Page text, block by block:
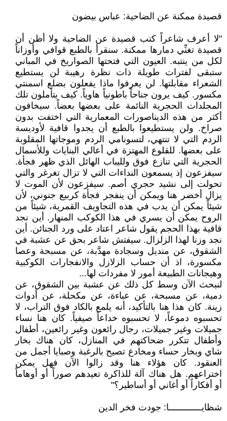
قصيدة ممكنة عن الضاحية: عباس بيضون
"لا أعرف شاعراً كتب قصيدة عن الضاحية ولا أظن أن
قصيدة تغنِّي دمارها ممكنة. سنقرأ بالطبع قوافي وأوزاناً
لكل من ينتبه. العيون التي فتحتها الصواريخ في المباني
ستبقى لفترات طويلة ذات نظرة رهيبة لن يستطيع
الشعراء مقابلتها. لن يعرفوا ماذا يفعلون بضلع اسمنتي
مكسور. كيف يرون جناحاً باطونياً هاوياً. كيف يتأملون تلك
المجلدات الحجرية النائمة على بعضها بعضاً. سيخافون
أكثر من هذه الديناصورات المعمارية التي اختفت بدون
صراخ. ولن يستطيعوا بالطبع أن يجدوا قافية لأوديسة
الردم التي لا تنتهي، لتسونامي الردم وموجاتها المقلوبة
على بعضها. للقلوع المهتزة في أعالي البنايات وللأسمال
الحجرية التي تنازع فوق ولليباب الهائل الذي ظهر فجأة.
سيفزعون إذ يسمعون النداءات التي لا تزال تغرغر والتي
تحولت إلى نشيد حجري أصم. سيفزعون لأن الموت لا
يزال أخضر هنا ويمكن أن ينفجر فجأة كربيع جنوني، لأن
شيئاً يمكن أن يدب في هذه التجاويف القمرية، شيئاً من
الروح يمكن أن يسري في هذا الكوكب المنهار. أين نجد
قافية بهذا الحجم يقول شاعر اعتاد على ورد الجنائن. أين
نجد وزنا لهذا الزلزال. سيفتش شاعر بحق عن عشبة في
الشقوق، عن منديل وسجادة مهدَّبة، عن مسبحة وعصا
مكسورة، اذ أن حساب الزلازل والانفجارات الكوكبية
وهيجانات الطبيعة أمور لا مفردات لها...
لنبحث الآن وسط كل ذلك عن عشبة بين الشقوق، عن
دمية، عن مسبحة، عن عباءة، عن مكحلة، عن أدوات
زينة. كان هذا هنا بالتأكيد، أنه يلمع بالكاد فوق التراب، لا
تحسبوه دموعاً، لا تحسبوه خداعاً صيفياً. كان هنا نساء
جميلات وغير جميلات، رجال رائعون وغير رائعين، أطفال
وأطفال تتكرر ضحاكتهم في المنازل، كان هناك بخار
شاي وبخار حساء ومخادع تصيح بالرغبة وصبايا أجمل من
العنقود. كان هؤلاء هنا وقد زالوا الآن فهل يمكن
اختراعهم. هل هناك آلة للذاكرة تعيدهم صوراً أو أوهاماً
أو أفكاراً أو أغاني أو أساطير؟"
شظايـــــــــــــا: جودت فخر الدين